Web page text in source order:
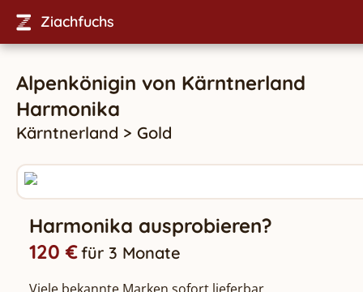
Ziachfuchs
Alpenkönigin von Kärntnerland
Harmonika
Kärntnerland > Gold
Harmonika ausprobieren?
120 €für 3 Monate